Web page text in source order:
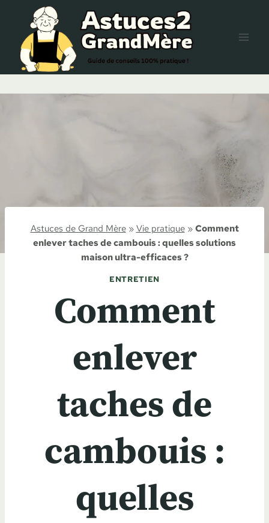
contenu
Astuces de Grand Mère»Vie pratique»Comment
enlever taches de cambouis : quelles solutions
maison ultra-efficaces ?
ENTRETIEN
Comment
enlever
taches de
cambouis :
quelles